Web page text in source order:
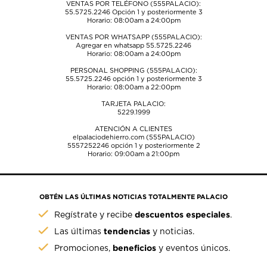
VENTAS POR TELÉFONO (555PALACIO):
55.5725.2246Opción 1 y posteriormente 3
Horario: 08:00am a 24:00pm
VENTAS POR WHATSAPP (555PALACIO):
Agregar en whatsapp 55.5725.2246
Horario: 08:00am a 24:00pm
PERSONAL SHOPPING (555PALACIO):
55.5725.2246opción 1 y posteriormente 3
Horario: 08:00am a 22:00pm
TARJETA PALACIO:
5229.1999
ATENCIÓN A CLIENTES
elpalaciodehierro.com (555PALACIO)
5557252246opción 1 y posteriormente 2
Horario: 09:00am a 21:00pm
OBTÉN LAS ÚLTIMAS NOTICIAS TOTALMENTE PALACIO
Regístrate y recibedescuentos especiales.
Las últimastendencias y noticias.
Promociones, beneficios y eventos únicos.